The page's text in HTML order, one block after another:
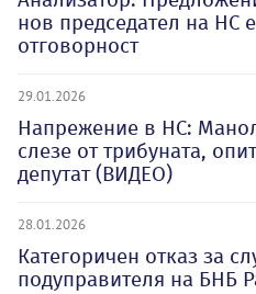
нов председател на НС
отговорност
29.01.2026
Напрежение в НС:
слезе от трибуната,
депутат (ВИДЕО)
28.01.2026
Категоричен отказ за
подуправителя на БНБ